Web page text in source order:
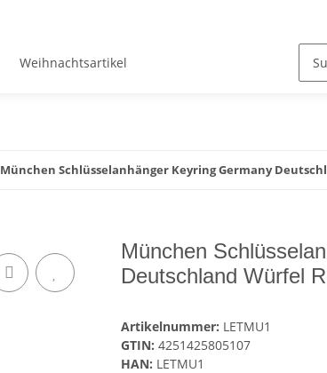
Weihnachtsartikel
München Schlüsselanhänger Keyring Germany
München
Deutschland Würfel
Artikelnummer: LETMU1
GTIN: 4251425805107
HAN: LETMU1